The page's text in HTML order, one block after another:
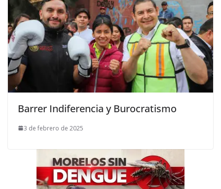
Barrer Indiferencia y Burocratismo
3 de febrero de 2025